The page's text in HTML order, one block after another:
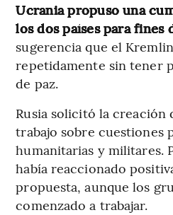
Ucrania propuso una
los dos países para fines
sugerencia que el
repetidamente sin tener
de paz.
Rusia solicitó la creación
trabajo sobre cuestiones
humanitarias y militares.
había reaccionado
propuesta, aunque los
comenzado a trabajar.